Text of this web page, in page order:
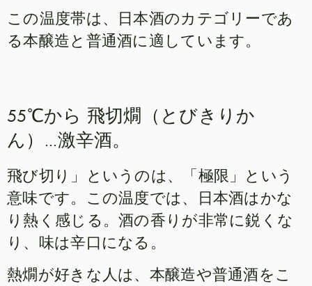
この温度帯は、日本酒のカテゴリーであ
る本醸造と普通酒に適しています。
55℃から 飛切燗（とびきりか
ん）...激辛酒。
飛び切り」というのは、「極限」という
意味です。この温度では、日本酒はかな
り熱く感じる。酒の香りが非常に鋭くな
り、味は辛口になる。
熱燗が好きな人は、本醸造や普通酒をこ